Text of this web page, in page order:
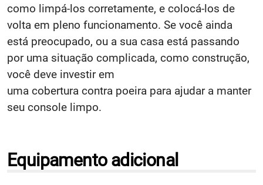
como limpá-los corretamente, e colocá-los de
volta em pleno funcionamento. Se você ainda
está preocupado, ou a sua casa está passando
por uma situação complicada, como construção,
você deve investir em
uma cobertura contra poeira para ajudar a manter
seu console limpo.
Equipamento adicional